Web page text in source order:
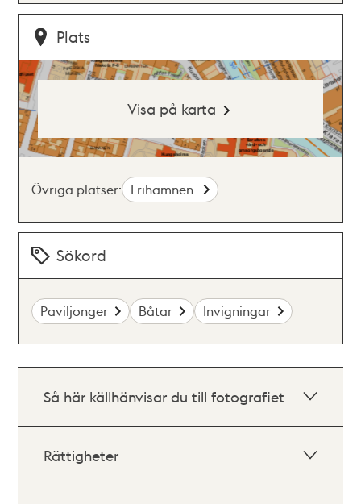
Plats
Visa på karta
Övriga platser: Frihamnen
Sökord
Paviljonger Båtar Invigningar
Så här källhänvisar du till fotografiet
Rättigheter